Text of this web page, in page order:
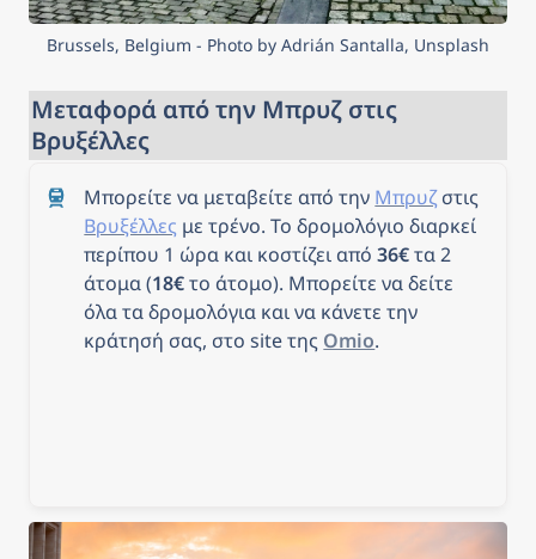
Brussels, Belgium - Photo by Adrián Santalla, Unsplash
Μεταφορά από την Μπρυζ στις
Βρυξέλλες
Μπορείτε να μεταβείτε από την Μπρυζ
Βρυξέλλες με τρένο. Το δρομολόγιο διαρκεί
περίπου 1 ώρα και κοστίζει από 36€ τα 2
άτομα (18€ το άτομο). Μπορείτε να δείτε
όλα τα δρομολόγια και να κάνετε την
κράτησή σας, στο site της Omio.